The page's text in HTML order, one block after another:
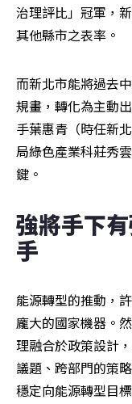
治理評比」冠軍，
其他縣市之表率。
而新北市能將過去
規畫，轉化為主動
手葉惠青（時任新
局綠色產業科莊秀
鍵。
強將手下
手
能源轉型的推動，
龐大的國家機器。
理融合於政策設計
議題、跨部門的策
穩定向能源轉型目